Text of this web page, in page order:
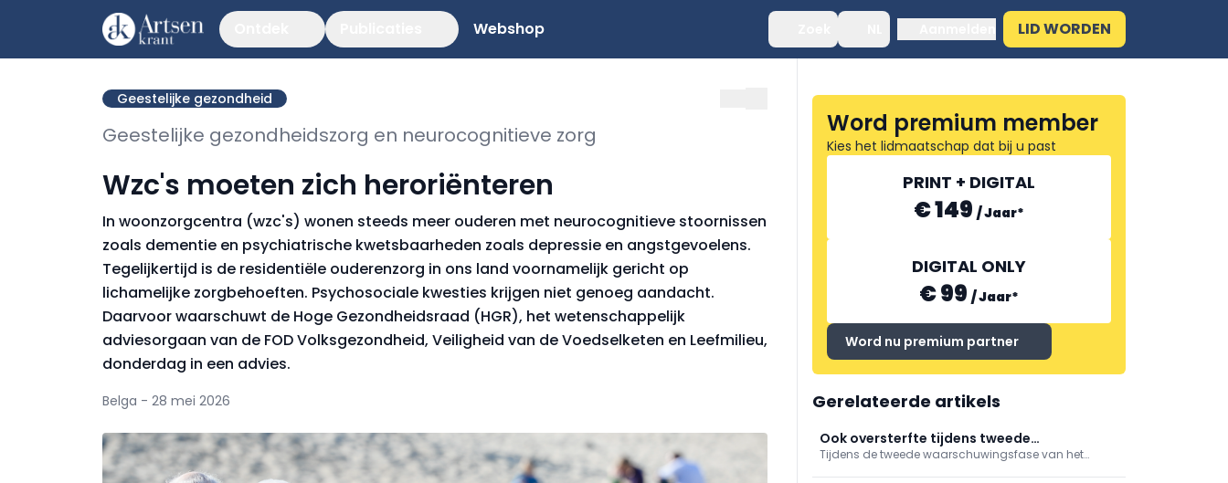
Webshop LID WORDEN
Geestelijke gezondheid
Geestelijke gezondheidszorg en neurocognitieve zorg
Wzc's moeten zich heroriënteren
In woonzorgcentra (wzc's) wonen steeds meer ouderen met neurocognitieve stoornissen
zoals dementie en psychiatrische kwetsbaarheden zoals depressie en angstgevoelens.
Tegelijkertijd is de residentiële ouderenzorg in ons land voornamelijk gericht op
lichamelijke zorgbehoeften. Psychosociale kwesties krijgen niet genoeg aandacht.
Daarvoor waarschuwt de Hoge Gezondheidsraad (HGR), het wetenschappelijk
adviesorgaan van de FOD Volksgezondheid, Veiligheid van de Voedselketen en Leefmilieu,
donderdag in een advies.
Belga - 28 mei 2026
Word premium member
Kies het lidmaatschap dat bij u past
PRINT + DIGITAL
€ 149 /Jaar*
DIGITAL ONLY
€ 99 /Jaar*
Word nu premium partner
Gerelateerde artikels
Ook oversterfte tijdens tweede
waarschuwingsfase 'Ozon- en hitteplan'
Tijdens de tweede waarschuwingsfase van het